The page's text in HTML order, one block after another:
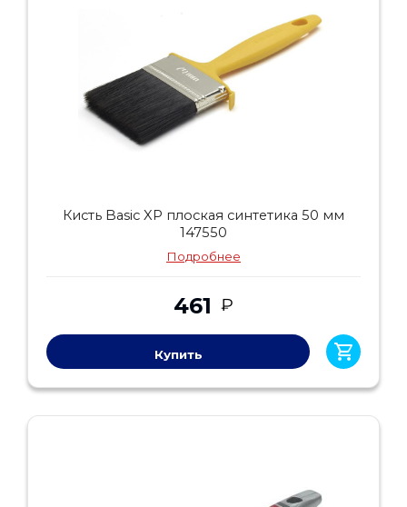
Кисть Basic XP плоская синтетика 50 мм
147550
Подробнее
461 ₽
Купить